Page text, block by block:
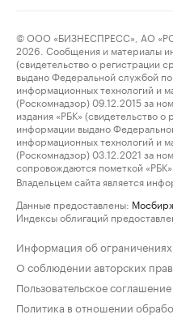
© ООО «БИЗНЕСПРЕСС», АО
2026. Сообщения и материалы
(свидетельство о регистрации
выдано Федеральной службой
информационных технологий и
(Роскомнадзор) 09.12.2015 за
издания «РБК» (свидетельство
информации выдано
информационных технологий и
(Роскомнадзор) 03.12.2021 за
сопровождаются пометкой «РБК».
Владельцем сайта является
Данные предоставлены:
Индексы облигаций
Информация об ограничениях
О соблюдении авторских прав
Пользовательское соглашение
Политика в отношении